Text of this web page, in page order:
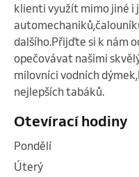
klienti využít mimo jiné i
dalšího.Přijďte si k nám
opečovávat našimi
milovníci vodních
nejlepších tabáků.
Otevírací hodiny
pondělí
úterý